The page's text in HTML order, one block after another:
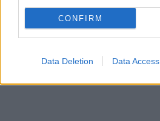
CONFIRM
Data Deletion Data Access